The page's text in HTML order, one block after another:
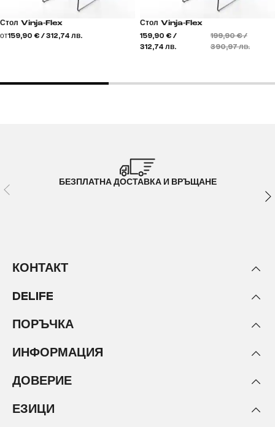
Стол Vinja-Flex
от159,90 € / 312,74 лв.
Стол Vinja-Flex
159,90 € /
312,74 лв.
199,90 € /
390,97 лв.
БЕЗПЛАТНА ДОСТАВКА И ВРЪЩАНЕ
КОНТАКТ
DELIFE
ПОРЪЧКА
ИНФОРМАЦИЯ
ДОВЕРИЕ
ЕЗИЦИ